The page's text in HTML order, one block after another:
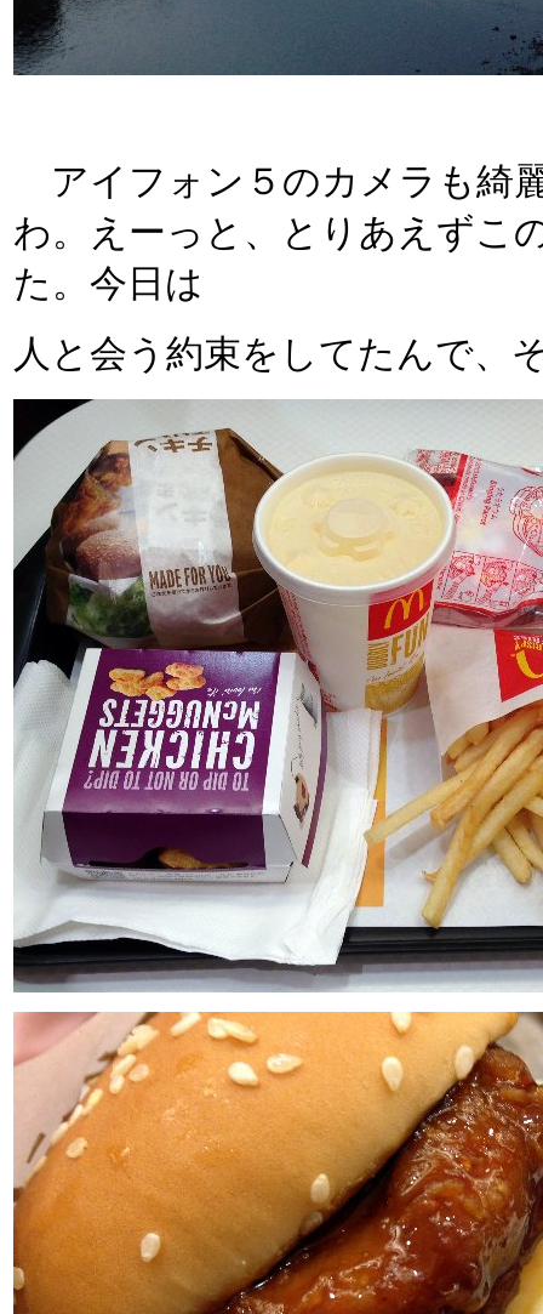
アイフォン５のカメラも綺
わ。えーっと、とりあえずこ
た。今日は
人と会う約束をしてたんで、